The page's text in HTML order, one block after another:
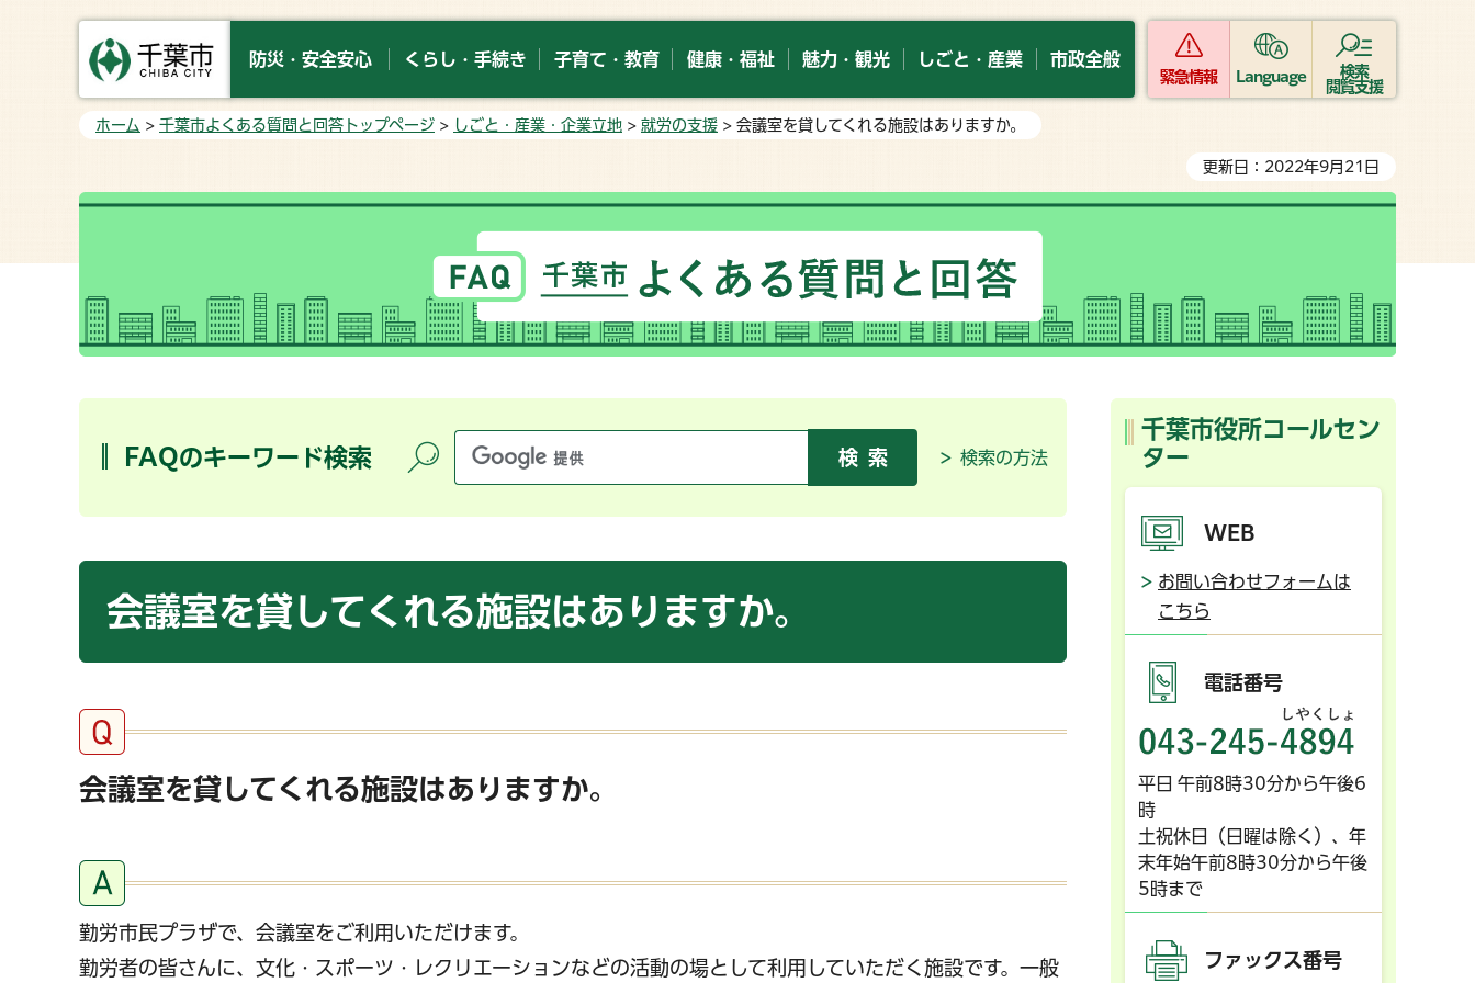
防災・安全安心 くらし・手続き 子育て・教育 健康・福祉 魅力・観光 しごと・産業 市政全般
緊急情報 Language
検索
閲覧支援
ホーム > 千葉市よくある質問と回答トップページ > しごと・産業・企業立地 > 就労の支援 > 会議室を貸してくれる施設はありますか。
更新日：2022年9月21日
FAQのキーワード検索 検索の方法
会議室を貸してくれる施設はありますか。
会議室を貸してくれる施設はありますか。
勤労市民プラザで、会議室をご利用いただけます。
勤労者の皆さんに、文化・スポーツ・レクリエーションなどの活動の場として利用していただく施設です。一般
千葉市役所コールセン
ター
WEB
お問い合わせフォームは
こちら
電話番号
平日 午前8時30分から午後6
時
土祝休日（日曜は除く）、年
末年始午前8時30分から午後
5時まで
ファックス番号